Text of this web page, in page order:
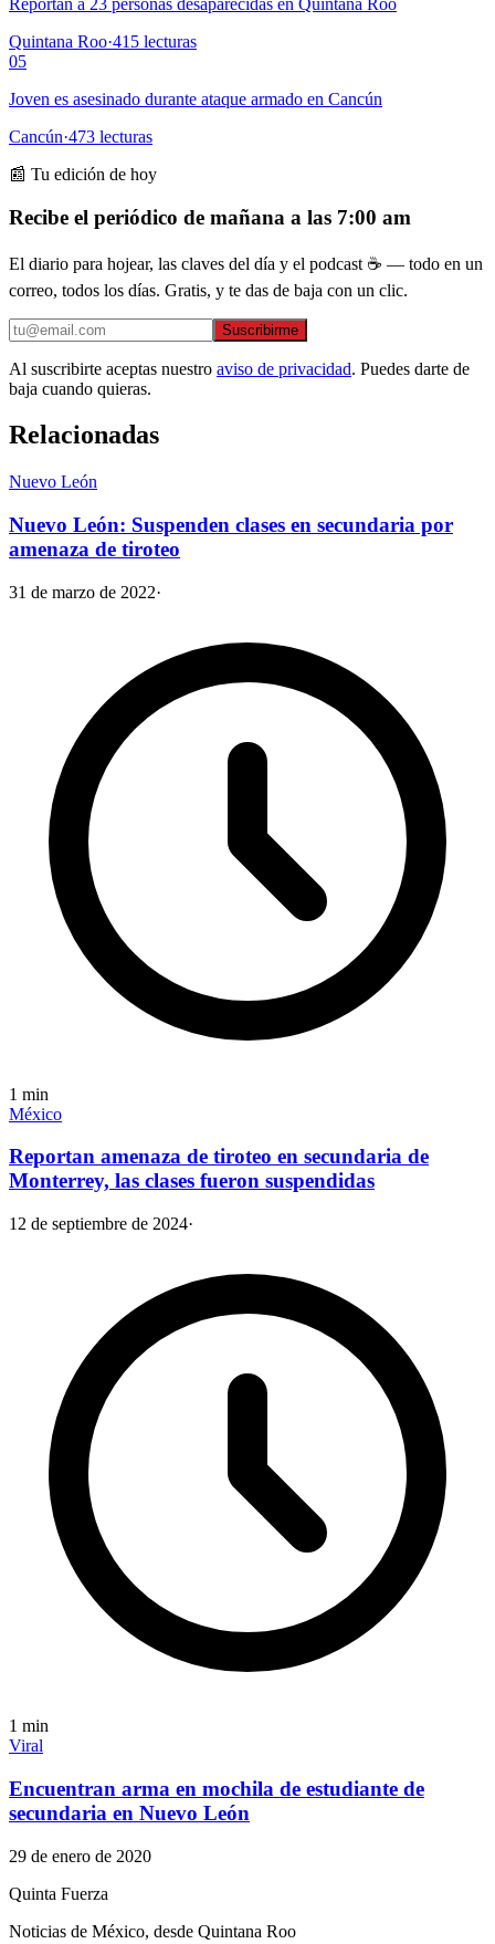
Reportan a 23 personas desaparecidas en Quintana Roo
Quintana Roo·415 lecturas
05
Joven es asesinado durante ataque armado en Cancún
Cancún·473 lecturas
📰 Tu edición de hoy
Recibe el periódico de mañana a las 7:00 am
El diario para hojear, las claves del día y el podcast ☕ — todo en un
correo, todos los días. Gratis, y te das de baja con un clic.
Suscribirme
Al suscribirte aceptas nuestro aviso de privacidad. Puedes darte de
baja cuando quieras.
Relacionadas
Nuevo León
Nuevo León: Suspenden clases en secundaria por
amenaza de tiroteo
31 de marzo de 2022·
1 min
México
Reportan amenaza de tiroteo en secundaria de
Monterrey, las clases fueron suspendidas
12 de septiembre de 2024·
1 min
Viral
Encuentran arma en mochila de estudiante de
secundaria en Nuevo León
29 de enero de 2020
Quinta Fuerza
Noticias de México, desde Quintana Roo